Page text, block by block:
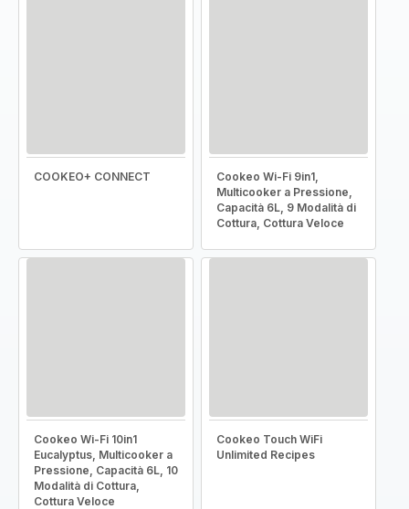
COOKEO+ CONNECT
Cookeo Wi-Fi 9in1,
Multicooker a Pressione,
Capacità 6L, 9 Modalità di
Cottura, Cottura Veloce
Cookeo Wi-Fi 10in1
Eucalyptus, Multicooker a
Pressione, Capacità 6L, 10
Modalità di Cottura,
Cottura Veloce
Cookeo Touch WiFi
Unlimited Recipes